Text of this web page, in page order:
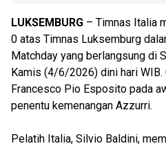
LUKSEMBURG – Timnas Italia
0 atas Timnas Luksemburg
Matchday yang berlangsung di
Kamis (4/6/2026) dini hari WIB.
Francesco Pio Esposito pada
penentu kemenangan Azzurri.
Pelatih Italia, Silvio Baldini,